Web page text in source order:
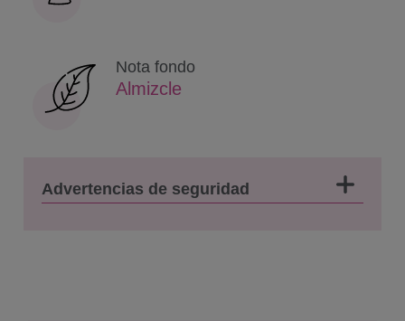
Nota fondo
Almizcle
Advertencias de seguridad